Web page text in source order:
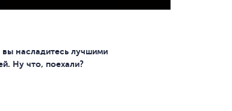
насладитесь лучшими
Ну что, поехали?